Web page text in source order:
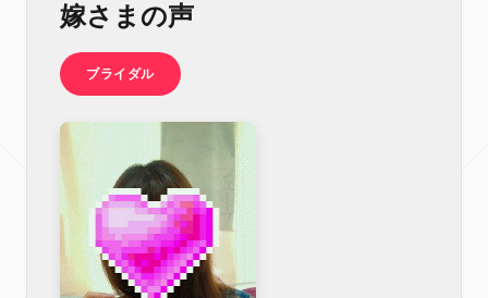
嫁さまの声
ブライダル